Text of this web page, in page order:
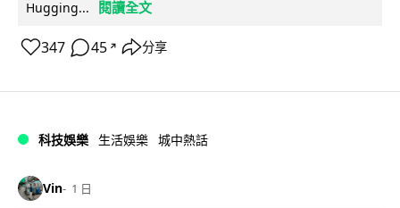
Hugging...
閱讀全文
347 45 ↗ 分享
科技娛樂 生活娛樂 城中熱話
Vin 1 日